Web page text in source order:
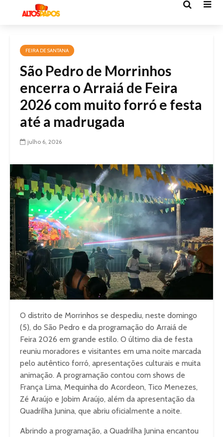
FEIRA DE SANTANA
São Pedro de Morrinhos
encerra o Arraiá de Feira
2026 com muito forró e festa
até a madrugada
julho 6, 2026
O distrito de Morrinhos se despediu, neste domingo
(5), do São Pedro e da programação do Arraiá de
Feira 2026 em grande estilo. O último dia de festa
reuniu moradores e visitantes em uma noite marcada
pelo autêntico forró, apresentações culturais e muita
animação. A programação contou com shows de
França Lima, Mequinha do Acordeon, Tico Menezes,
Zé Araújo e Jobim Araújo, além da apresentação da
Quadrilha Junina, que abriu oficialmente a noite.
Abrindo a programação, a Quadrilha Junina encantou